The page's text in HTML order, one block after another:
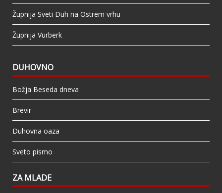
Župnija Sveti Duh na Ostrem vrhu
Župnija Vurberk
DUHOVNO
Božja Beseda dneva
Brevir
Duhovna oaza
Sveto pismo
ZA MLADE